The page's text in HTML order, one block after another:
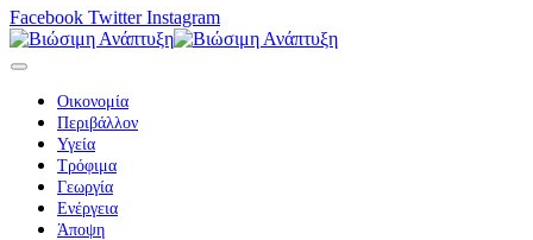
Facebook Twitter Instagram
Οικονομία
Περιβάλλον
Υγεία
Τρόφιμα
Γεωργία
Ενέργεια
Άποψη